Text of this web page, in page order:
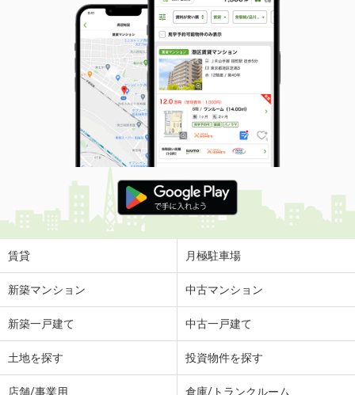
賃貸 月極駐車場
新築マンション 中古マンション
新築一戸建て 中古一戸建て
土地を探す 投資物件を探す
店舗/事業用 倉庫/トランクルーム